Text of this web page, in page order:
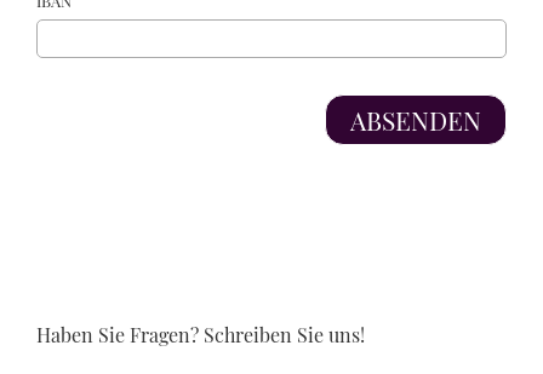
Haben Sie Fragen? Schreiben Sie uns!